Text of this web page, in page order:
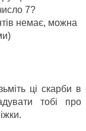
7?
немає, можна
ці скарби в
тобі про